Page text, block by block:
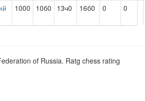
1000 10б0 13ч0 16б0 0 0
of Russia. Ratg chess rating